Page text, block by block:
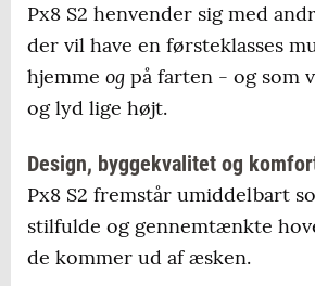
Px8 S2 henvender sig med
der vil have en førsteklasses
hjemme og på farten - og som
og lyd lige højt.
Design, byggekvalitet og
Px8 S2 fremstår umiddelbart
stilfulde og gennemtænkte
de kommer ud af æsken.